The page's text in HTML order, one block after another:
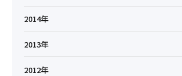
2014年
2013年
2012年